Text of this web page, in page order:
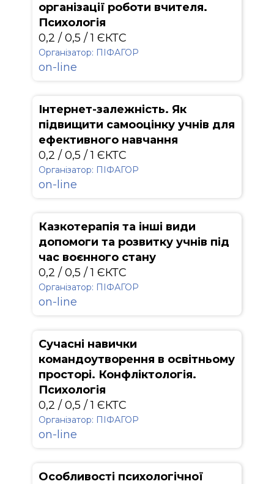
організації роботи вчителя.
Психологія
0,2 / 0,5 / 1 ЄКТС
Організатор: ПІФАГОР
on-line
Інтернет-залежність. Як
підвищити самооцінку учнів для
ефективного навчання
0,2 / 0,5 / 1 ЄКТС
Організатор: ПІФАГОР
on-line
Казкотерапія та інші види
допомоги та розвитку учнів під
час воєнного стану
0,2 / 0,5 / 1 ЄКТС
Організатор: ПІФАГОР
on-line
Сучасні навички
командоутворення в освітньому
просторі. Конфліктологія.
Психологія
0,2 / 0,5 / 1 ЄКТС
Організатор: ПІФАГОР
on-line
Особливості психологічної